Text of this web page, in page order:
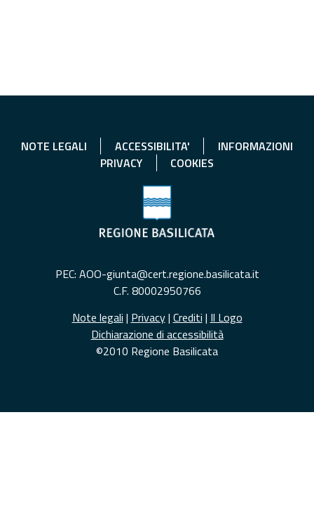
NOTE LEGALI ACCESSIBILITA'
INFORMAZIONI
PRIVACY
COOKIES
PEC: AOO-giunta@cert.regione.basilicata.it
C.F. 80002950766
Note legali | Privacy| Crediti | Il Logo
Dichiarazione di accessibilità
©2010 Regione Basilicata